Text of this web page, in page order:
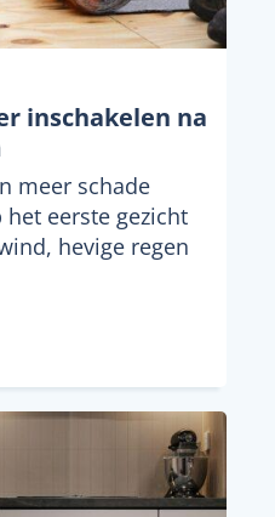
inschakelen na
meer schade
eerste gezicht
hevige regen